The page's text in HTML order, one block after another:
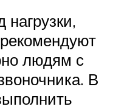
людям с
В